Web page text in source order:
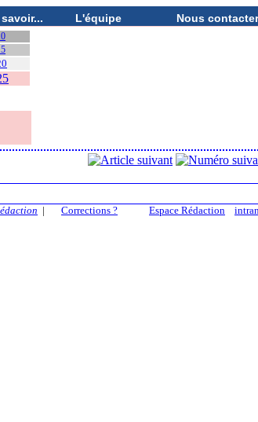
L'équipe Nous contacter
Espace Rédaction
| Corrections ?